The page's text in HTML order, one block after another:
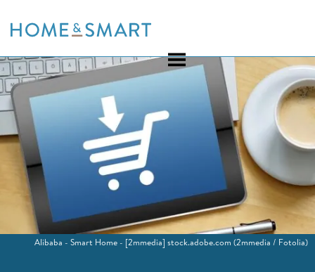
to
Alibaba - Smart Home - [2mmedia] stock.adobe.com (2mmedia / Fotolia)